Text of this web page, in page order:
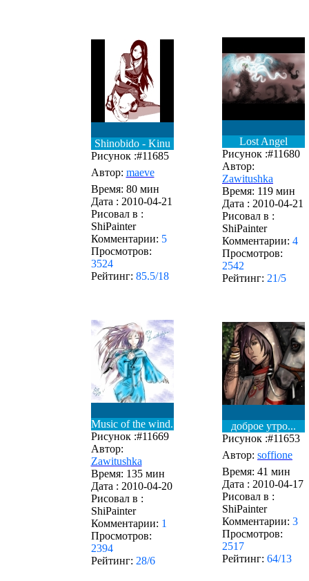
Shinobido - Kinu
Рисунок :#11685
Автор: maeve
Время: 80 мин
Дата : 2010-04-21
Рисовал в :
ShiPainter
Комментарии: 5
Просмотров:
3524
Рейтинг: 85.5/18
Lost Angel
Рисунок :#11680
Автор:
Zawitushka
Время: 119 мин
Дата : 2010-04-21
Рисовал в :
ShiPainter
Комментарии: 4
Просмотров:
2542
Рейтинг: 21/5
Music of the wind.
Рисунок :#11669
Автор:
Zawitushka
Время: 135 мин
Дата : 2010-04-20
Рисовал в :
ShiPainter
Комментарии: 1
Просмотров:
2394
Рейтинг: 28/6
доброе утро...
Рисунок :#11653
Автор: soffione
Время: 41 мин
Дата : 2010-04-17
Рисовал в :
ShiPainter
Комментарии: 3
Просмотров:
2517
Рейтинг: 64/13